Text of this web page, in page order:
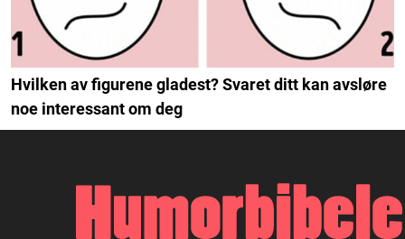
Hvilken av figurene gladest? Svaret ditt kan avsløre
noe interessant om deg